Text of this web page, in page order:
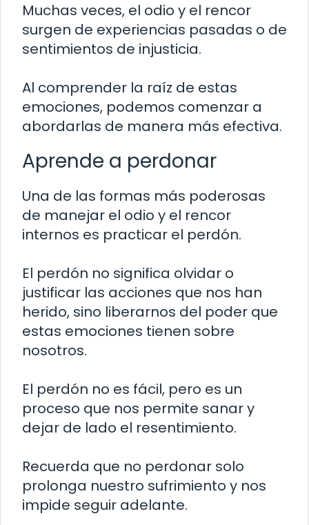
Muchas veces, el odio y el rencor
surgen de experiencias pasadas o de
sentimientos de injusticia.
Al comprender la raíz de estas
emociones, podemos comenzar a
abordarlas de manera más efectiva.
Aprende a perdonar
Una de las formas más poderosas
de manejar el odio y el rencor
internos es practicar el perdón.
El perdón no significa olvidar o
justificar las acciones que nos han
herido, sino liberarnos del poder que
estas emociones tienen sobre
nosotros.
El perdón no es fácil, pero es un
proceso que nos permite sanar y
dejar de lado el resentimiento.
Recuerda que no perdonar solo
prolonga nuestro sufrimiento y nos
impide seguir adelante.